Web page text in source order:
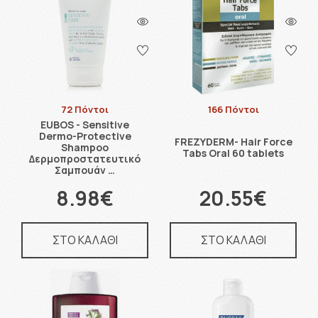
72 Πόντοι
EUBOS - Sensitive
Dermo-Protective
Shampoo
Δερμοπροστατευτικό
Σαμπουάν …
8.98€
ΣΤΟ ΚΑΛΑΘΙ
166 Πόντοι
FREZYDERM- Hair Force
Tabs Oral 60 tablets
20.55€
ΣΤΟ ΚΑΛΑΘΙ